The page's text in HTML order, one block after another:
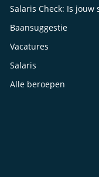
Salaris Check: Is
Baansuggestie
Vacatures
Salaris
Alle beroepen